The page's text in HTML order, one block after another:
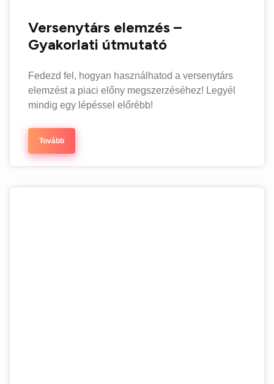
Versenytárs elemzés –
Gyakorlati útmutató
Fedezd fel, hogyan használhatod a versenytárs
elemzést a piaci előny megszerzéséhez! Legyél
mindig egy lépéssel előrébb!
Tovább